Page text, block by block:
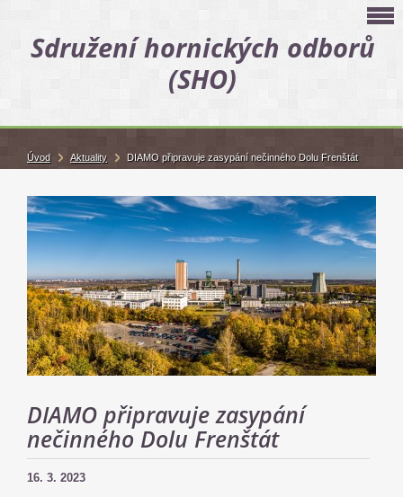
Sdružení hornických odborů
(SHO)
DIAMO připravuje zasypání
nečinného Dolu Frenštát
16. 3. 2023
Úvod Aktuality DIAMO připravuje zasypání nečinného Dolu Frenštát